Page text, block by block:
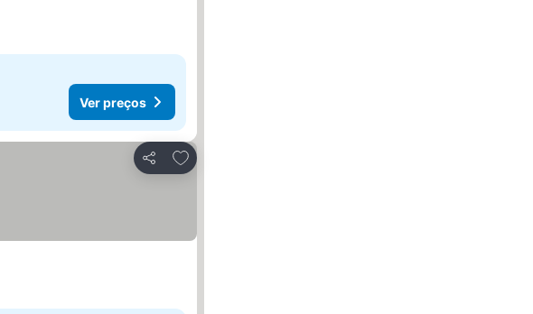
Ver preços
Partilhar
Adicionar aos favoritos